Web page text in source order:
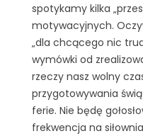
spotykamy kilka
motywacyjnych.
„dla chcącego nic
wymówki od
rzeczy nasz wolny
przygotowywania
ferie. Nie będę
frekwencja na